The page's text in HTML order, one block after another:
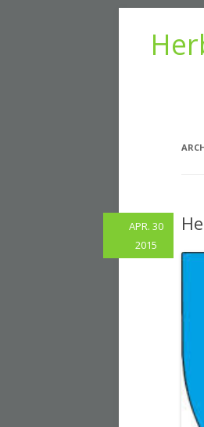
APR. 30
2015